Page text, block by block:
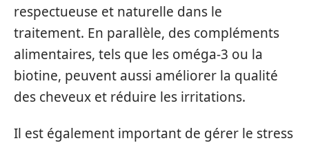
respectueuse et naturelle dans le
traitement. En parallèle, des compléments
alimentaires, tels que les oméga-3 ou la
biotine, peuvent aussi améliorer la qualité
des cheveux et réduire les irritations.
Il est également important de gérer le stress